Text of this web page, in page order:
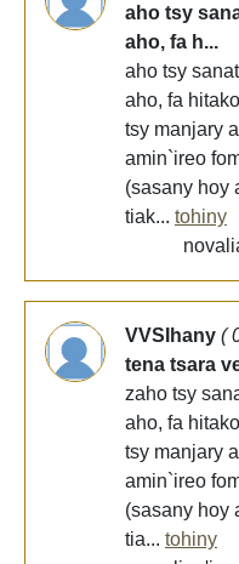
aho tsy
aho, fa h...
aho tsy
aho, fa
tsy manjary
amin`ireo
(sasany hoy
tiak... tohiny
VVSIhany (
tena tsara
zaho tsy
aho, fa
tsy manjary
amin`ireo
(sasany hoy
tia... tohiny